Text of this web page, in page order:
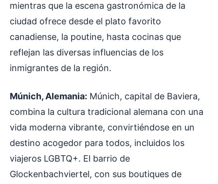
mientras que la escena gastronómica de la
ciudad ofrece desde el plato favorito
canadiense, la poutine, hasta cocinas que
reflejan las diversas influencias de los
inmigrantes de la región.
Múnich, Alemania: Múnich, capital de Baviera,
combina la cultura tradicional alemana con una
vida moderna vibrante, convirtiéndose en un
destino acogedor para todos, incluidos los
viajeros LGBTQ+. El barrio de
Glockenbachviertel, con sus boutiques de